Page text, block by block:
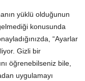
yüklü olduğunun
konusunda
“Ayarlar
Gizli bir
öğrenebilseniz bile,
uygulamayı